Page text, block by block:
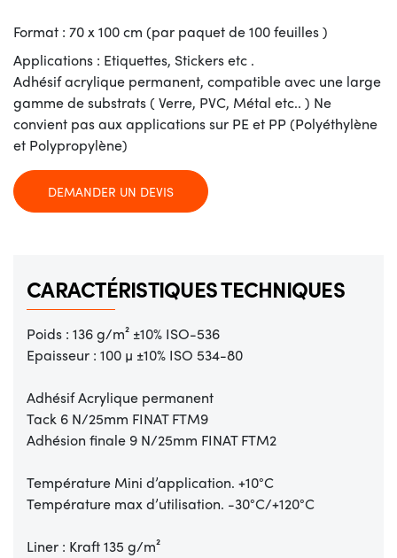
Format : 70 x 100 cm (par paquet de 100 feuilles )
Applications : Etiquettes, Stickers etc .
Adhésif acrylique permanent, compatible avec une large
gamme de substrats ( Verre, PVC, Métal etc.. ) Ne
convient pas aux applications sur PE et PP (Polyéthylène
et Polypropylène)
DEMANDER UN DEVIS
CARACTÉRISTIQUES TECHNIQUES
Poids : 136 g/m² ±10% ISO-536
Epaisseur : 100 µ ±10% ISO 534-80
Adhésif Acrylique permanent
Tack 6 N/25mm FINAT FTM9
Adhésion finale 9 N/25mm FINAT FTM2
Température Mini d’application. +10°C
Température max d’utilisation. -30°C/+120°C
Liner : Kraft 135 g/m²